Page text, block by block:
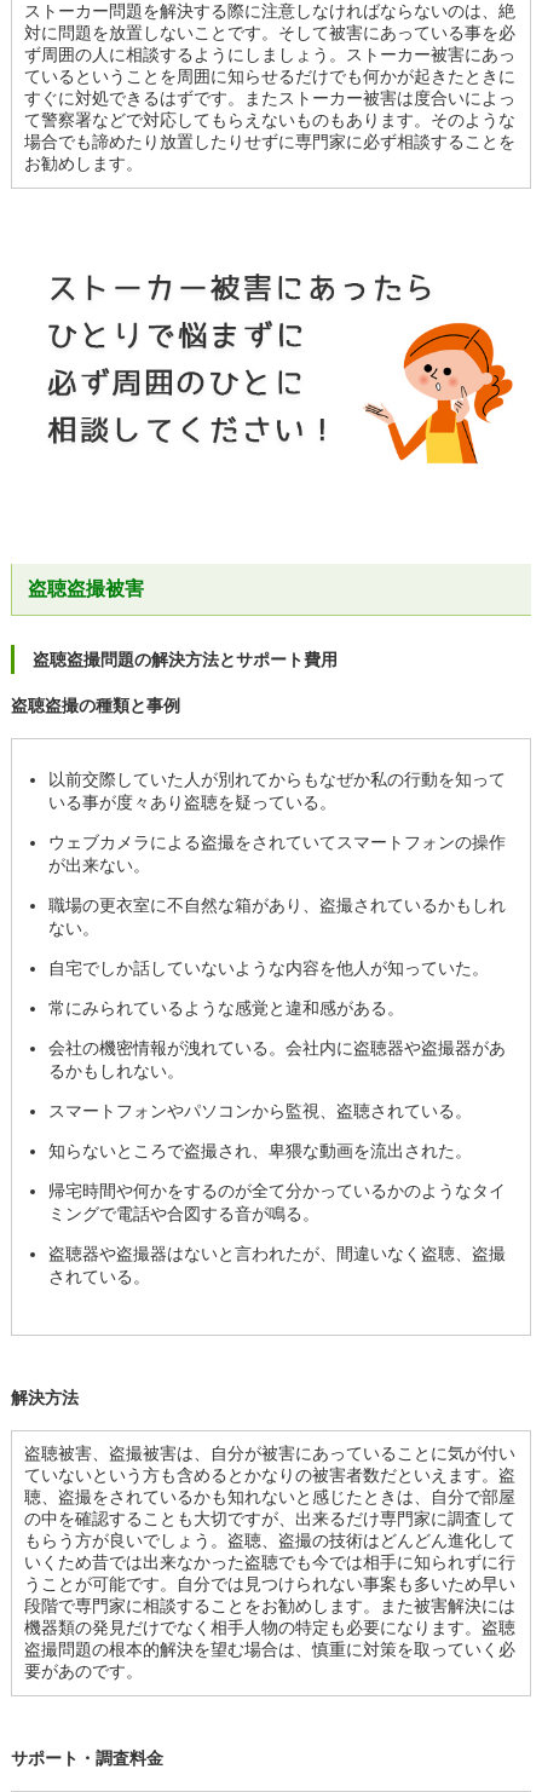
ストーカー問題を解決する際に注意しなければならないのは、絶
対に問題を放置しないことです。そして被害にあっている事を必
ず周囲の人に相談するようにしましょう。ストーカー被害にあっ
ているということを周囲に知らせるだけでも何かが起きたときに
すぐに対処できるはずです。またストーカー被害は度合いによっ
て警察署などで対応してもらえないものもあります。そのような
場合でも諦めたり放置したりせずに専門家に必ず相談することを
お勧めします。
盗聴盗撮被害
盗聴盗撮問題の解決方法とサポート費用
盗聴盗撮の種類と事例
以前交際していた人が別れてからもなぜか私の行動を知って
いる事が度々あり盗聴を疑っている。
ウェブカメラによる盗撮をされていてスマートフォンの操作
が出来ない。
職場の更衣室に不自然な箱があり、盗撮されているかもしれ
ない。
自宅でしか話していないような内容を他人が知っていた。
常にみられているような感覚と違和感がある。
会社の機密情報が洩れている。会社内に盗聴器や盗撮器があ
るかもしれない。
スマートフォンやパソコンから監視、盗聴されている。
知らないところで盗撮され、卑猥な動画を流出された。
帰宅時間や何かをするのが全て分かっているかのようなタイ
ミングで電話や合図する音が鳴る。
盗聴器や盗撮器はないと言われたが、間違いなく盗聴、盗撮
されている。
解決方法
盗聴被害、盗撮被害は、自分が被害にあっていることに気が付い
ていないという方も含めるとかなりの被害者数だといえます。盗
聴、盗撮をされているかも知れないと感じたときは、自分で部屋
の中を確認することも大切ですが、出来るだけ専門家に調査して
もらう方が良いでしょう。盗聴、盗撮の技術はどんどん進化して
いくため昔では出来なかった盗聴でも今では相手に知られずに行
うことが可能です。自分では見つけられない事案も多いため早い
段階で専門家に相談することをお勧めします。また被害解決には
機器類の発見だけでなく相手人物の特定も必要になります。盗聴
盗撮問題の根本的解決を望む場合は、慎重に対策を取っていく必
要があのです。
サポート・調査料金